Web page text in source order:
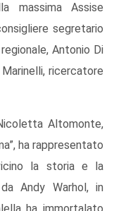
massima Assise
segretario
Antonio Di
ricercatore
Altomonte,
ha rappresentato
la storia e la
Andy Warhol, in